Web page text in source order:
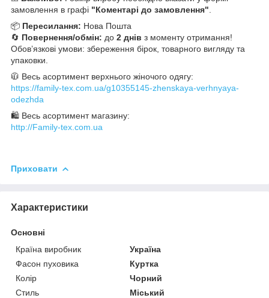
замовлення в графі "Коментарі до замовлення"
📦 Пересилання: Нова Пошта
🔄 Повернення/обмін: до 2 днів з моменту отримання!
Обов’язкові умови: збереження бірок, товарного вигляду та
упаковки.
🧥 Весь асортимент верхнього жіночого одягу:
https://family-tex.com.ua/g10355145-zhenskaya-verhnyaya-
odezhda
🛍 Весь асортимент магазину:
http://Family-tex.com.ua
Приховати
Характеристики
Основні
Країна виробник
Україна
Фасон пуховика
Куртка
Колір
Чорний
Стиль
Міський